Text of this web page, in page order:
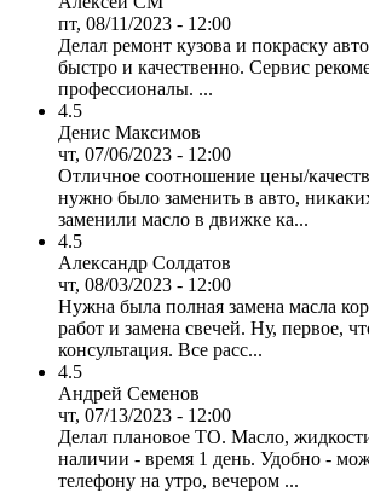
пт, 08/11/2023 - 12:00
Делал ремонт кузова и покраску
быстро и качественно. Сервис
профессионалы. ...
4.5
Денис Максимов
чт, 07/06/2023 - 12:00
Отличное соотношение цены/
нужно было заменить в авто,
заменили масло в движке ка...
4.5
Александр Солдатов
чт, 08/03/2023 - 12:00
Нужна была полная замена масла
работ и замена свечей. Ну, первое,
консультация. Все расс...
4.5
Андрей Семенов
чт, 07/13/2023 - 12:00
Делал плановое ТО. Масло,
наличии - время 1 день. Удобно -
телефону на утро, вечером ...